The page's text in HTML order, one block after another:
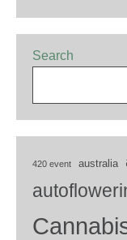
Search
420 event australia